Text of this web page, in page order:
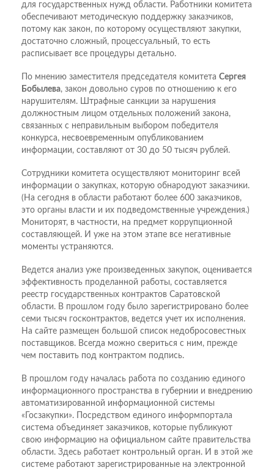
для государственных нужд области. Работники комитета
обеспечивают методическую поддержку заказчиков,
потому как закон, по которому осуществляют закупки,
достаточно сложный, процессуальный, то есть
расписывает все процедуры детально.
По мнению заместителя председателя комитета Сергея
Бобылева, закон довольно суров по отношению к его
нарушителям. Штрафные санкции за нарушения
должностным лицом отдельных положений закона,
связанных с неправильным выбором победителя
конкурса, несвоевременным опубликованием
информации, составляют от 30 до 50 тысяч рублей.
Сотрудники комитета осуществляют мониторинг всей
информации о закупках, которую обнародуют заказчики.
(На сегодня в области работают более 600 заказчиков,
это органы власти и их подведомственные учреждения.)
Мониторят, в частности, на предмет коррупционной
составляющей. И уже на этом этапе все негативные
моменты устраняются.
Ведется анализ уже произведенных закупок, оценивается
эффективность проделанной работы, составляется
реестр государственных контрактов Саратовской
области. В прошлом году было зарегистрировано более
семи тысяч госконтрактов, ведется учет их исполнения.
На сайте размещен большой список недобросовестных
поставщиков. Всегда можно свериться с ним, прежде
чем поставить под контрактом подпись.
В прошлом году началась работа по созданию единого
информационного пространства в губернии и внедрению
автоматизированной информационной системы
«Госзакупки». Посредством единого информпортала
система объединяет заказчиков, которые публикуют
свою информацию на официальном сайте правительства
области. Здесь работает контрольный орган. И в этой же
системе работают зарегистрированные на электронной